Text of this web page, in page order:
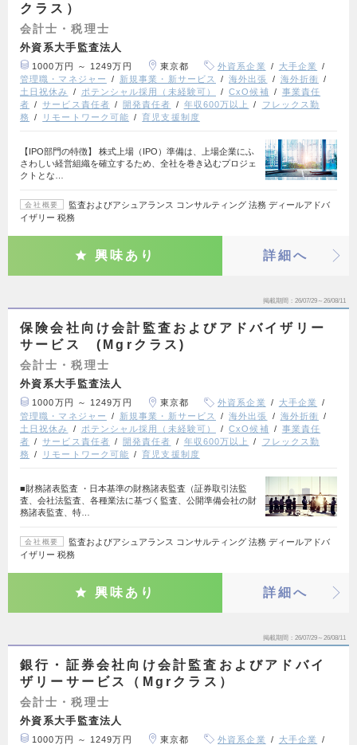
クラス）
会計士・税理士
外資系大手監査法人
1000万円 ～ 1249万円 東京都 外資系企業
大手企業
管理職・マネジャー
新規事業・新サービス 海外出張
海外折衝
土日祝休み
ポテンシャル採用（未経験可） CxO候補
事業責任
者
サービス責任者 開発責任者 年収600万以上
フレックス勤
務
リモートワーク可能 育児支援制度
【IPO部門の特徴】 株式上場（IPO）準備は、上場企業にふ
さわしい経営組織を確立するため、全社を巻き込むプロジェ
クトとな…
会社概要
監査およびアシュアランス コンサルティング 法務 ディールアドバ
イザリー 税務
興味あり 詳細へ
掲載期間 26/07/29～26/08/11
保険会社向け会計監査およびアドバイザリー
サービス (Mgrクラス)
会計士・税理士
外資系大手監査法人
1000万円 ～ 1249万円 東京都 外資系企業
大手企業
管理職・マネジャー
新規事業・新サービス 海外出張
海外折衝
土日祝休み
ポテンシャル採用（未経験可） CxO候補
事業責任
者
サービス責任者 開発責任者 年収600万以上
フレックス勤
務
リモートワーク可能 育児支援制度
■財務諸表監査 ・日本基準の財務諸表監査（証券取引法監
査、会社法監査、各種業法に基づく監査、公開準備会社の財
務諸表監査、特…
会社概要
監査およびアシュアランス コンサルティング 法務 ディールアドバ
イザリー 税務
興味あり 詳細へ
掲載期間 26/07/29～26/08/11
銀行・証券会社向け会計監査およびアドバイ
ザリーサービス（Mgrクラス）
会計士・税理士
外資系大手監査法人
1000万円 ～ 1249万円 東京都 外資系企業
大手企業